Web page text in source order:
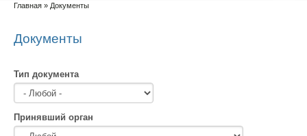
Вы здесь
Главная » Документы
Документы
Тип документа
Принявший орган